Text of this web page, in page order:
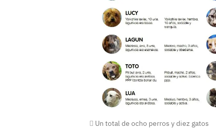
Un total de ocho perros y diez gatos